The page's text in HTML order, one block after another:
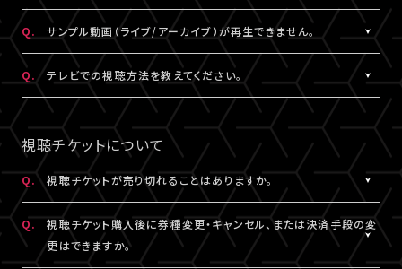
A. こちらより推奨環境をご確認ください。
Q. サンプル動画（ライブ/アーカイブ）が再生できません。
A. 推奨環境 をご確認ください。推奨環境でも再生できない場合はこち
らにお問い合わせください。
Q. テレビでの視聴方法を教えてください。
A. テレビでの視聴方法の⼀例を こちら
でご紹介しております。
テレビ視聴は、当サービスの推奨環境ではありません。
参考にされる際は、あくまで推奨環境ではないことをご理解・ご了
承のうえ、事前にテスト視聴をお試しください。
※テレビでのご視聴中に生じた不具合に関しては、当サービスは
一切の責任を負いかねます。
※テレビ等での視聴をご希望の場合は、サンプル動画視聴ページ
視聴チケットについて
Q. 視聴チケットが売り切れることはありますか。
原則、視聴チケットの売り切れはございません。ただし公演・券種に
よっては枚数に限りがある場合がございます。
詳細はチケット販売ページでご確認ください。
Q.
視聴チケット購入後に券種変更・キャンセル、または決済手段の変
更はできますか。